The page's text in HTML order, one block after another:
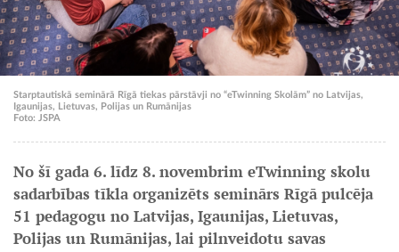
Starptautiskā seminārā Rīgā tiekas pārstāvji no “eTwinning Skolām” no Latvijas,
Igaunijas, Lietuvas, Polijas un Rumānijas
Foto: JSPA
No šī gada 6. līdz 8. novembrim eTwinning skolu
sadarbības tīkla organizēts seminārs Rīgā pulcēja
51 pedagogu no Latvijas, Igaunijas, Lietuvas,
Polijas un Rumānijas, lai pilnveidotu savas